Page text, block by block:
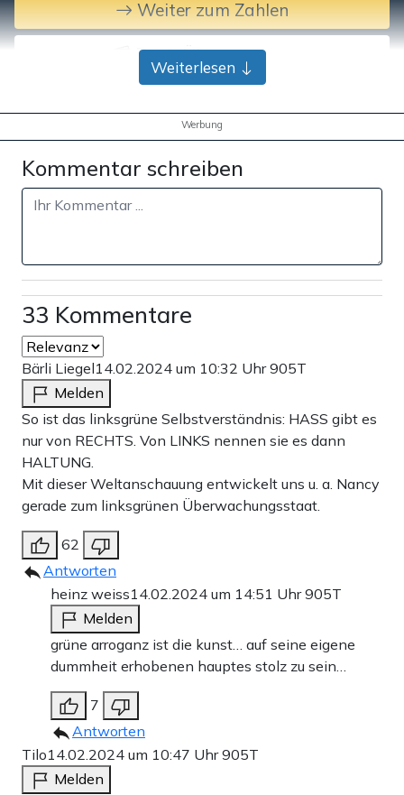
Weiter zum Zahlen
Bank-Überweisung
Weiterlesen
Werbung
Kommentar schreiben
33 Kommentare
Bärli Liegel14.02.2024 um 10:32 Uhr905T
Melden
So ist das linksgrüne Selbstverständnis: HASS gibt es
nur von RECHTS. Von LINKS nennen sie es dann
HALTUNG.
Mit dieser Weltanschauung entwickelt uns u. a. Nancy
gerade zum linksgrünen Überwachungsstaat.
62
Antworten
heinz weiss14.02.2024 um 14:51 Uhr905T
Melden
grüne arroganz ist die kunst… auf seine eigene
dummheit erhobenen hauptes stolz zu sein…
7
Antworten
Tilo14.02.2024 um 10:47 Uhr905T
Melden